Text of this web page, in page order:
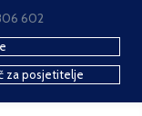
602
za posjetitelje